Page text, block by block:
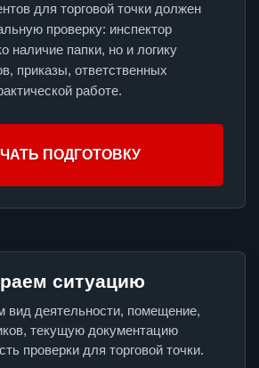
для торговой точки должен
проверку: инспектор
наличие папки, но и логику
приказы, ответственных
работе.
ПОДГОТОВКУ
ситуацию
вид деятельности, помещение,
текущую документацию
проверки для торговой точки.